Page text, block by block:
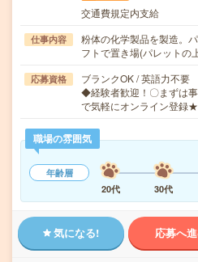
交通費規定内支給
仕事内容
粉体の化学製品を製造。
フトで置き場(パレット
応募資格
ブランクOK / 英語力不要
◆経験者歓迎！〇まずは
で気軽にオンライン登録
職場の雰囲気
年齢層
20代
30代
気になる! 応募へ